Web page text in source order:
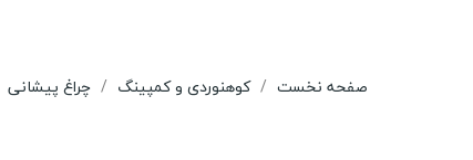
صفحه نخست کوهنوردی و کمپینگ چراغ پیشانی